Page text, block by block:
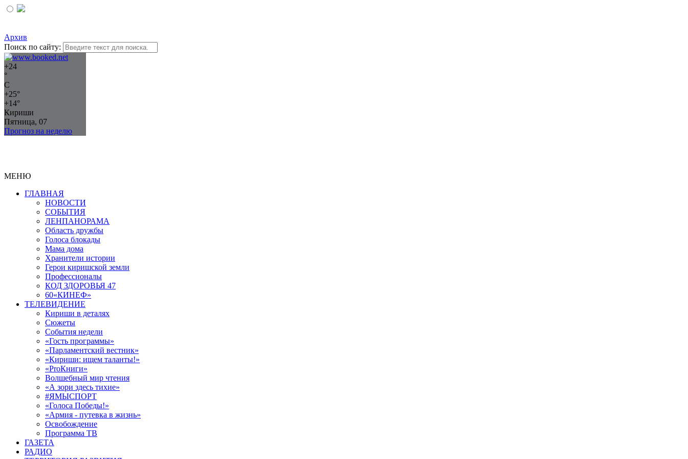
Архив
Поиск по сайту:
+24
°
C
+25°
+14°
Кириши
Пятница, 07
Прогноз на неделю
МЕНЮ
ГЛАВНАЯ
НОВОСТИ
СОБЫТИЯ
ЛЕНПАНОРАМА
Область дружбы
Голоса блокады
Мама дома
Хранители истории
Герои киришской земли
Профессионалы
КОД ЗДОРОВЬЯ 47
60«КИНЕФ»
ТЕЛЕВИДЕНИЕ
Кириши в деталях
Сюжеты
События недели
«Гость программы»
«Парламентский вестник»
«Кириши: ищем таланты!»
«ProКниги»
Волшебный мир чтения
«А зори здесь тихие»
#ЯМЫСПОРТ
«Голоса Победы!»
«Армия - путевка в жизнь»
Освобождение
Программа ТВ
ГАЗЕТА
РАДИО